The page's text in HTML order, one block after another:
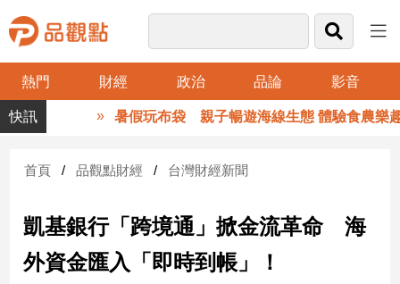
熱門 財經 政治 品論 影音
品
觀
財
台
財
暑假玩布袋 親子暢遊海線生態 體驗食農樂趣
首頁 品觀點財經 台灣財經新聞
凱基銀行「跨境通」掀金流革命 海
外資金匯入「即時到帳」！